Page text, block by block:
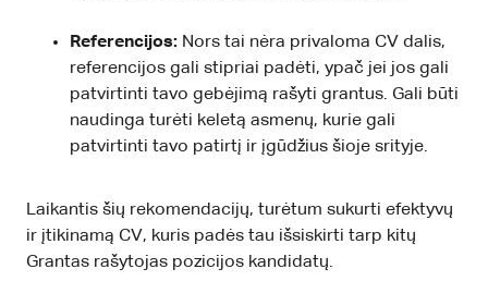
Referencijos: Nors tai nėra privaloma CV dalis,
referencijos gali stipriai padėti, ypač jei jos gali
patvirtinti tavo gebėjimą rašyti grantus. Gali būti
naudinga turėti keletą asmenų, kurie gali
patvirtinti tavo patirtį ir įgūdžius šioje srityje.
Laikantis šių rekomendacijų, turėtum sukurti efektyvų
ir įtikinamą CV, kuris padės tau išsiskirti tarp kitų
Grantas rašytojas pozicijos kandidatų.